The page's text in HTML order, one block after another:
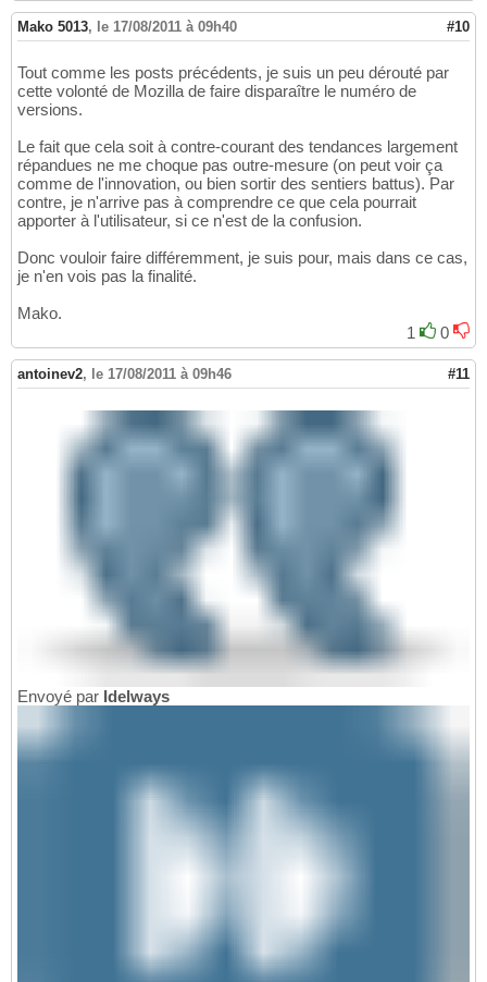
Mako 5013, le 17/08/2011 à 09h40 #10
Tout comme les posts précédents, je suis un peu dérouté par
cette volonté de Mozilla de faire disparaître le numéro de
versions.
Le fait que cela soit à contre-courant des tendances largement
répandues ne me choque pas outre-mesure (on peut voir ça
comme de l'innovation, ou bien sortir des sentiers battus). Par
contre, je n'arrive pas à comprendre ce que cela pourrait
apporter à l'utilisateur, si ce n'est de la confusion.
Donc vouloir faire différemment, je suis pour, mais dans ce cas,
je n'en vois pas la finalité.
Mako.
1
0
antoinev2, le 17/08/2011 à 09h46 #11
Envoyé par Idelways